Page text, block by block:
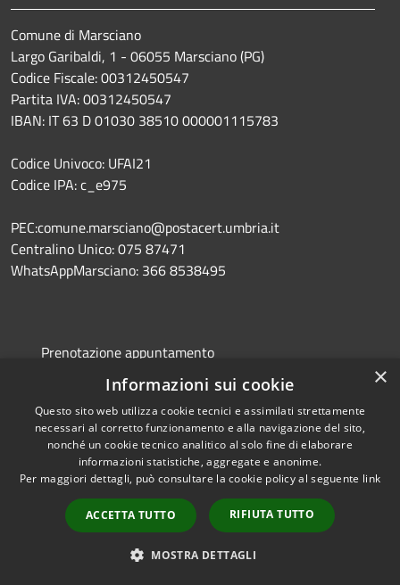
Comune di Marsciano
Largo Garibaldi, 1 - 06055 Marsciano (PG)
Codice Fiscale: 00312450547
Partita IVA: 00312450547
IBAN: IT 63 D 01030 38510 000001115783
Codice Univoco: UFAI21
Codice IPA: c_e975
PEC:comune.marsciano@postacert.umbria.it
Centralino Unico: 075 87471
WhatsAppMarsciano: 366 8538495
Prenotazione appuntamento
Segnalazione disservizio
Leggi le FAQ
Richiesta assistenza
Mail Box 365
Portale dipendente
×
Informazioni sui cookie
Questo sito web utilizza cookie tecnici e assimilati strettamente
necessari al corretto funzionamento e alla navigazione del sito,
nonché un cookie tecnico analitico al solo fine di elaborare
informazioni statistiche, aggregate e anonime.
Per maggiori dettagli, può consultare la cookie policy al seguente link
ACCETTA TUTTO RIFIUTA TUTTO
MOSTRA DETTAGLI